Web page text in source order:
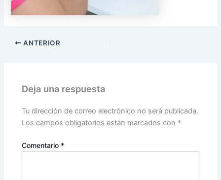
ANTERIOR
Deja una respuesta
Tu dirección de correo electrónico no será publicada.
Los campos obligatorios están marcados con *
Comentario *